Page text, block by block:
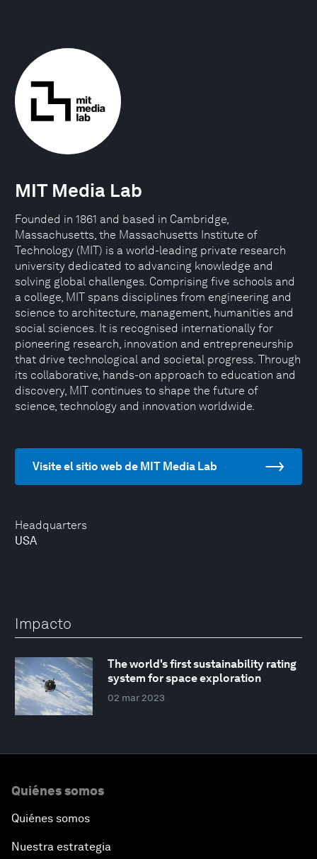
Headquarters
USA
MIT Media Lab
Founded in 1861 and based in Cambridge,
Massachusetts, the Massachusetts Institute of
Technology (MIT) is a world-leading private research
university dedicated to advancing knowledge and
solving global challenges. Comprising five schools and
a college, MIT spans disciplines from engineering and
science to architecture, management, humanities and
social sciences. It is recognised internationally for
pioneering research, innovation and entrepreneurship
that drive technological and societal progress. Through
its collaborative, hands-on approach to education and
discovery, MIT continues to shape the future of
science, technology and innovation worldwide.
Visite el sitio web de MIT Media Lab
Impacto
The world's first sustainability rating
system for space exploration
02 mar 2023
Quiénes somos
Quiénes somos
Nuestra estrategia